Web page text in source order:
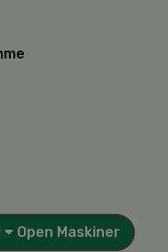
Open Maskiner